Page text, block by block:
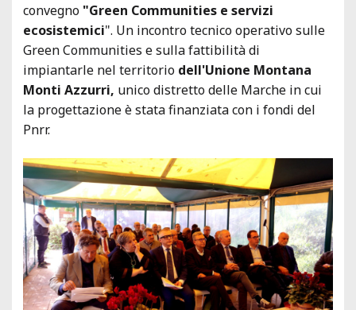
convegno "Green Communities e servizi
ecosistemici". Un incontro tecnico operativo sulle
Green Communities e sulla fattibilità di
impiantarle nel territorio dell'Unione Montana
Monti Azzurri, unico distretto delle Marche in cui
la progettazione è stata finanziata con i fondi del
Pnrr.